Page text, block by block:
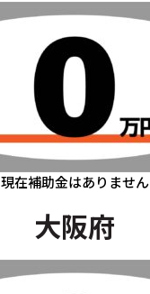
現在補助金はありません
大阪府